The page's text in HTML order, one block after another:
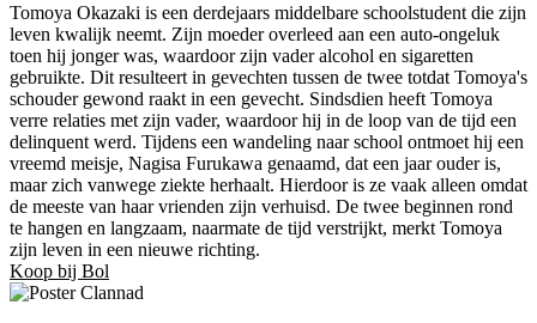
Tomoya Okazaki is een derdejaars middelbare schoolstudent die zijn
leven kwalijk neemt. Zijn moeder overleed aan een auto-ongeluk
toen hij jonger was, waardoor zijn vader alcohol en sigaretten
gebruikte. Dit resulteert in gevechten tussen de twee totdat Tomoya's
schouder gewond raakt in een gevecht. Sindsdien heeft Tomoya
verre relaties met zijn vader, waardoor hij in de loop van de tijd een
delinquent werd. Tijdens een wandeling naar school ontmoet hij een
vreemd meisje, Nagisa Furukawa genaamd, dat een jaar ouder is,
maar zich vanwege ziekte herhaalt. Hierdoor is ze vaak alleen omdat
de meeste van haar vrienden zijn verhuisd. De twee beginnen rond
te hangen en langzaam, naarmate de tijd verstrijkt, merkt Tomoya
zijn leven in een nieuwe richting.
Koop bij Bol